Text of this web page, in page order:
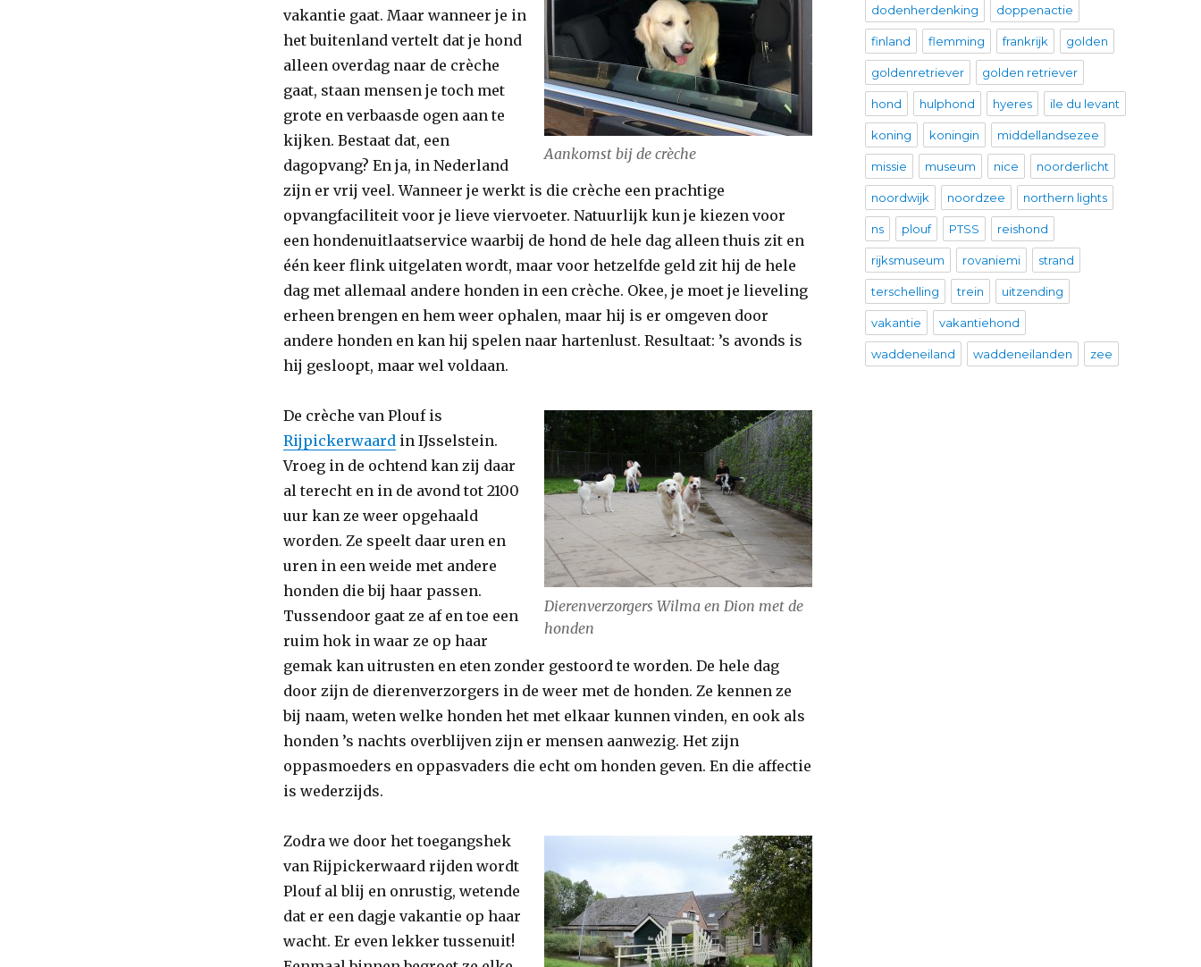
Aankomst bij de crèche
vakantie gaat. Maar wanneer je in
het buitenland vertelt dat je hond
alleen overdag naar de crèche
gaat, staan mensen je toch met
grote en verbaasde ogen aan te
kijken. Bestaat dat, een
dagopvang? En ja, in Nederland
zijn er vrij veel. Wanneer je werkt is die crèche een prachtige
opvangfaciliteit voor je lieve viervoeter. Natuurlijk kun je kiezen voor
een hondenuitlaatservice waarbij de hond de hele dag alleen thuis zit en
één keer flink uitgelaten wordt, maar voor hetzelfde geld zit hij de hele
dag met allemaal andere honden in een crèche. Okee, je moet je lieveling
erheen brengen en hem weer ophalen, maar hij is er omgeven door
andere honden en kan hij spelen naar hartenlust. Resultaat: ’s avonds is
hij gesloopt, maar wel voldaan.
Dierenverzorgers Wilma en Dion met de
honden
De crèche van Plouf is
Rijpickerwaard in IJsselstein.
Vroeg in de ochtend kan zij daar
al terecht en in de avond tot 2100
uur kan ze weer opgehaald
worden. Ze speelt daar uren en
uren in een weide met andere
honden die bij haar passen.
Tussendoor gaat ze af en toe een
ruim hok in waar ze op haar
gemak kan uitrusten en eten zonder gestoord te worden. De hele dag
door zijn de dierenverzorgers in de weer met de honden. Ze kennen ze
bij naam, weten welke honden het met elkaar kunnen vinden, en ook als
honden ’s nachts overblijven zijn er mensen aanwezig. Het zijn
oppasmoeders en oppasvaders die echt om honden geven. En die affectie
is wederzijds.
Zodra we door het toegangshek
van Rijpickerwaard rijden wordt
Plouf al blij en onrustig, wetende
dat er een dagje vakantie op haar
wacht. Er even lekker tussenuit!
dodenherdenking doppenactie
finland flemming frankrijk golden
goldenretriever golden retriever
hond hulphond hyeres ile du levant
koning koningin middellandsezee
missie museum nice noorderlicht
noordwijk noordzee northern lights
ns plouf PTSS reishond
rijksmuseum rovaniemi strand
terschelling trein uitzending
vakantie vakantiehond
waddeneiland waddeneilanden zee